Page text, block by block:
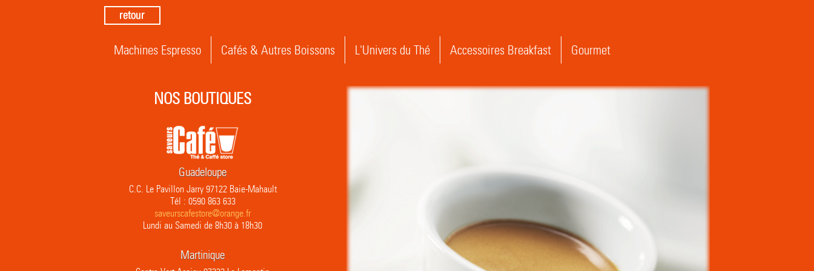
Machines Espresso Cafés & Autres Boissons L'Univers du Thé Accessoires Breakfast Gourmet
NOS BOUTIQUES
Guadeloupe
C.C. Le Pavillon Jarry 97122 Baie-Mahault
Tél : 0590 863 633
saveurscafestore@orange.fr
Lundi au Samedi de 8h30 à 18h30
Martinique